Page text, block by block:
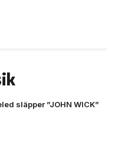
släpper ”JOHN WICK”